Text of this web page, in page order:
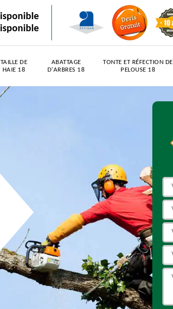
TAILLE DE
HAIE 18
ABATTAGE
D'ARBRES 18
TONTE ET RÉFECTION DE
PELOUSE 18